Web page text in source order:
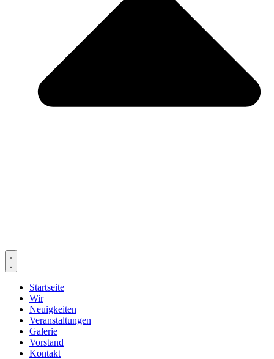
Startseite
Wir
Neuigkeiten
Veranstaltungen
Galerie
Vorstand
Kontakt